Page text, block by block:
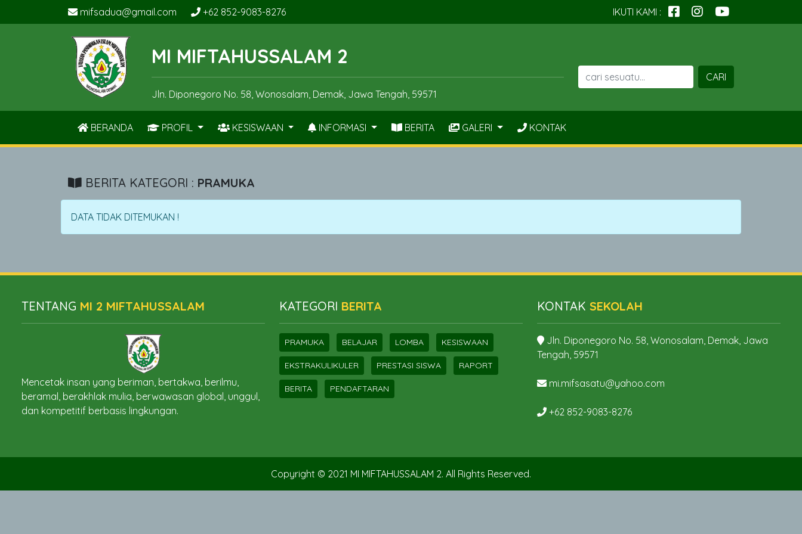
mifsadua@gmail.com +62 852-9083-8276 IKUTI KAMI :
MI MIFTAHUSSALAM 2
Jln. Diponegoro No. 58, Wonosalam, Demak, Jawa Tengah, 59571
CARI
BERANDA PROFIL KESISWAAN INFORMASI BERITA GALERI KONTAK
BERITA KATEGORI : PRAMUKA
DATA TIDAK DITEMUKAN !
TENTANG MI 2 MIFTAHUSSALAM
Mencetak insan yang beriman, bertakwa, berilmu,
beramal, berakhlak mulia, berwawasan global, unggul,
dan kompetitif berbasis lingkungan.
KATEGORI BERITA
PRAMUKA BELAJAR LOMBA KESISWAAN
EKSTRAKULIKULER PRESTASI SISWA RAPORT
BERITA PENDAFTARAN
KONTAK SEKOLAH
Jln. Diponegoro No. 58, Wonosalam, Demak, Jawa
Tengah, 59571
mi.mifsasatu@yahoo.com
+62 852-9083-8276
Copyright © 2021 MI MIFTAHUSSALAM 2. All Rights Reserved.